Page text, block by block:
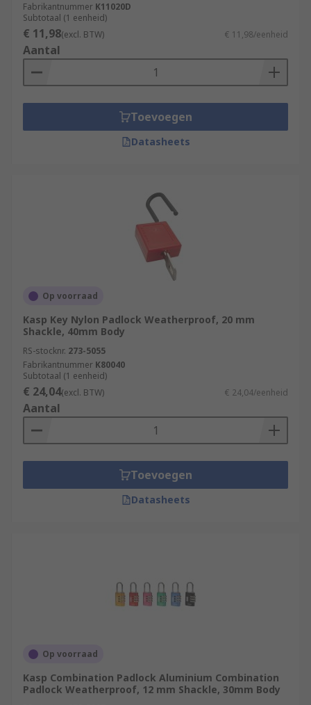
Fabrikantnummer K11020D
Subtotaal (1 eenheid)
€ 11,98(excl. BTW) € 11,98/eenheid
Aantal
Toevoegen
Datasheets
Op voorraad
Kasp Key Nylon Padlock Weatherproof, 20 mm
Shackle, 40mm Body
RS-stocknr. 273-5055
Fabrikantnummer K80040
Subtotaal (1 eenheid)
€ 24,04(excl. BTW) € 24,04/eenheid
Aantal
Toevoegen
Datasheets
Op voorraad
Kasp Combination Padlock Aluminium Combination
Padlock Weatherproof, 12 mm Shackle, 30mm Body